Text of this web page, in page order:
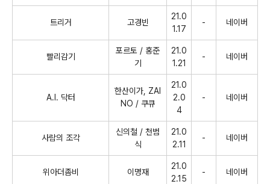
트리거 고경빈
21.0
1.17
- 네이버
빨리감기
포르토 / 홍준
기
21.0
1.21
- 네이버
A.I. 닥터
한산이가 , ZAI
NO / 쿠큐
21.0
2.0
4
- 네이버
사람의 조각
신의철 / 천범
식
21.0
2.11
- 네이버
위아더좀비 이명재
21.0
2.15
- 네이버